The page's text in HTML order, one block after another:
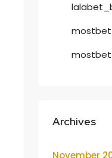
Archives
November